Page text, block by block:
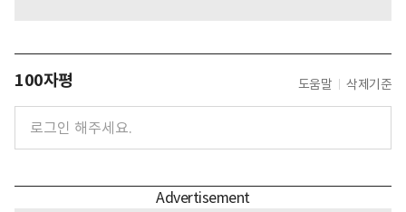
100자평 도움말 삭제기준